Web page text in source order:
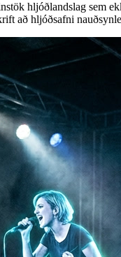
hljóðlandslag sem
að hljóðsafni